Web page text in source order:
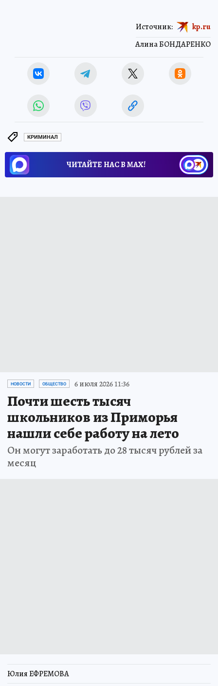
Алина БОНДАРЕНКО
Источник: kp.ru
КРИМИНАЛ
ЧИТАЙТЕ НАС В МАХ!
НОВОСТИ ОБЩЕСТВО 6 июля 2026 11:36
Почти шесть тысяч
школьников из Приморья
нашли себе работу на лето
Он могут заработать до 28 тысяч рублей за
месяц
Юлия ЕФРЕМОВА